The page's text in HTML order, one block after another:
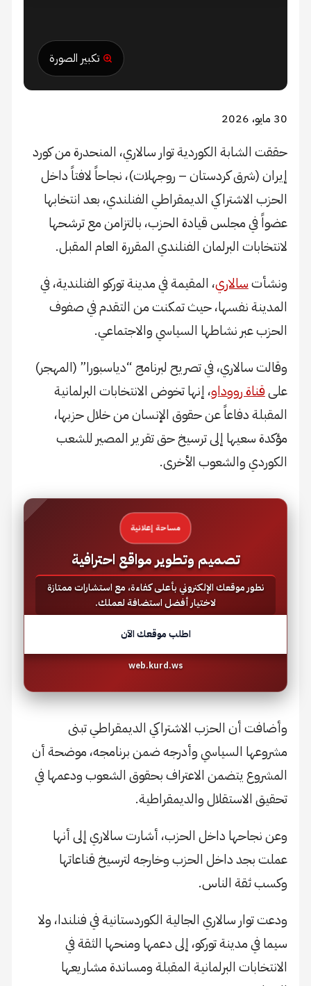
تكبير الصورة
30 مايو، 2026
حققت الشابة الكوردية توار سالاري، المنحدرة من كورد
إيران (شرق كردستان – روجهلات)، نجاحاً لافتاً داخل
الحزب الاشتراكي الديمقراطي الفنلندي، بعد انتخابها
عضواً في مجلس قيادة الحزب، بالتزامن مع ترشحها
لانتخابات البرلمان الفنلندي المقررة العام المقبل.
ونشأتسالاري، المقيمة في مدينة توركو الفنلندية، في
المدينة نفسها، حيث تمكنت من التقدم في صفوف
الحزب عبر نشاطها السياسي والاجتماعي.
وقالت سالاري، في تصريح لبرنامج “دياسبورا” (المهجر)
علىقناة رووداو، إنها تخوض الانتخابات البرلمانية
المقبلة دفاعاً عن حقوق الإنسان من خلال حزبها،
مؤكدة سعيها إلى ترسيخ حق تقرير المصير للشعب
الكوردي والشعوب الأخرى.
مساحة إعلانية
تصميم وتطوير مواقع احترافية
نطور موقعك الإلكتروني بأعلى كفاءة، مع استشارات ممتازة
لاختيار أفضل استضافة لعملك.
اطلب موقعك الآن
web.kurd.ws
وأضافت أن الحزب الاشتراكي الديمقراطي تبنى
مشروعها السياسي وأدرجه ضمن برنامجه، موضحة أن
المشروع يتضمن الاعتراف بحقوق الشعوب ودعمها في
تحقيق الاستقلال والديمقراطية.
وعن نجاحها داخل الحزب، أشارت سالاري إلى أنها
عملت بجد داخل الحزب وخارجه لترسيخ قناعاتها
وكسب ثقة الناس.
ودعت توار سالاري الجالية الكوردستانية في فنلندا، ولا
سيما في مدينة توركو، إلى دعمها ومنحها الثقة في
الانتخابات البرلمانية المقبلة ومساندة مشاريعها